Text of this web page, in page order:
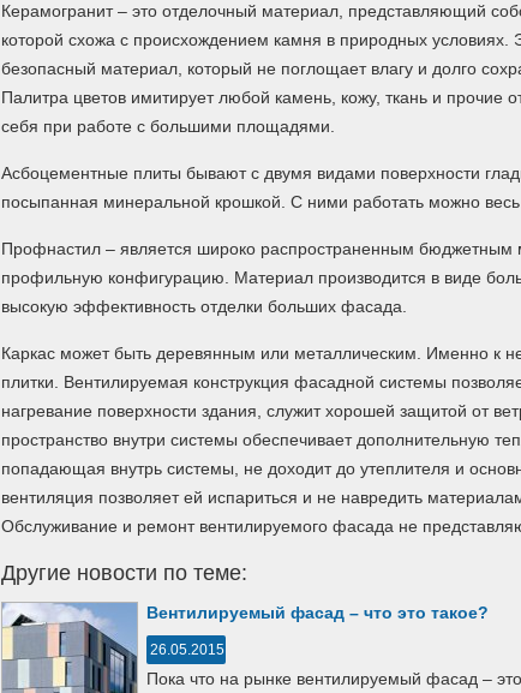
Керамогранит – это отделочный материал, представляющий
которой схожа с происхождением камня в природных условиях.
безопасный материал, который не поглощает влагу и долго
Палитра цветов имитирует любой камень, кожу, ткань и прочие
себя при работе с большими площадями.
Асбоцементные плиты бывают с двумя видами поверхности
посыпанная минеральной крошкой. С ними работать можно весь
Профнастил – является широко распространенным бюджетным
профильную конфигурацию. Материал производится в виде
высокую эффективность отделки больших фасада.
Каркас может быть деревянным или металлическим. Именно к
плитки. Вентилируемая конструкция фасадной системы
нагревание поверхности здания, служит хорошей защитой от
пространство внутри системы обеспечивает дополнительную
попадающая внутрь системы, не доходит до утеплителя и
вентиляция позволяет ей испариться и не навредить
Обслуживание и ремонт вентилируемого фасада не
Другие новости по теме:
Вентилируемый фасад – что это такое?
26.05.2015
Пока что на рынке вентилируемый фасад –